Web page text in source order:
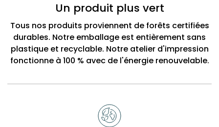
Un produit plus vert
Tous nos produits proviennent de forêts certifiées
durables. Notre emballage est entièrement sans
plastique et recyclable. Notre atelier d'impression
fonctionne à 100 % avec de l'énergie renouvelable.